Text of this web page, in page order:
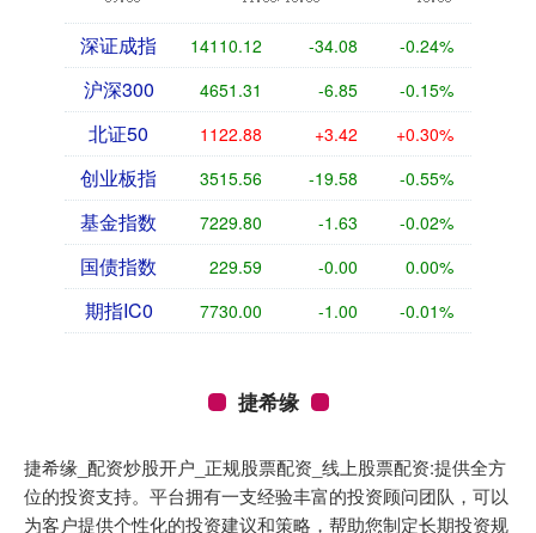
深证成指 14110.12 -34.08 -0.24%
沪深300 4651.31 -6.85 -0.15%
北证50 1122.88 +3.42 +0.30%
创业板指 3515.56 -19.58 -0.55%
基金指数 7229.80 -1.63 -0.02%
国债指数 229.59 -0.00 0.00%
期指IC0 7730.00 -1.00 -0.01%
捷希缘
捷希缘_配资炒股开户_正规股票配资_线上股票配资:提供全方
位的投资支持。平台拥有一支经验丰富的投资顾问团队，可以
为客户提供个性化的投资建议和策略，帮助您制定长期投资规